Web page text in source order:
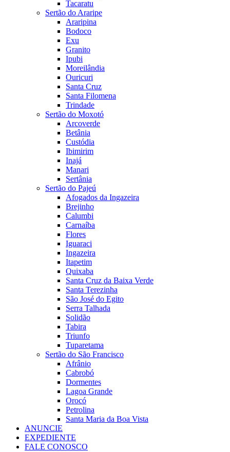
Tacaratu
Sertão do Araripe
Araripina
Bodoco
Exu
Granito
Ipubi
Moreilândia
Ouricuri
Santa Cruz
Santa Filomena
Trindade
Sertão do Moxotó
Arcoverde
Betânia
Custódia
Ibimirim
Inajá
Manari
Sertânia
Sertão do Pajeú
Afogados da Ingazeira
Brejinho
Calumbi
Carnaíba
Flores
Iguaraci
Ingazeira
Itapetim
Quixaba
Santa Cruz da Baixa Verde
Santa Terezinha
São José do Egito
Serra Talhada
Solidão
Tabira
Triunfo
Tuparetama
Sertão do São Francisco
Afrânio
Cabrobó
Dormentes
Lagoa Grande
Orocó
Petrolina
Santa Maria da Boa Vista
ANUNCIE
EXPEDIENTE
FALE CONOSCO